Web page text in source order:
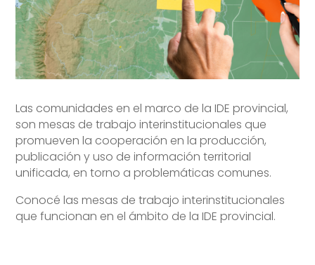
Las comunidades en el marco de la IDE provincial,
son mesas de trabajo interinstitucionales que
promueven la cooperación en la producción,
publicación y uso de información territorial
unificada, en torno a problemáticas comunes.
Conocé las mesas de trabajo interinstitucionales
que funcionan en el ámbito de la IDE provincial.